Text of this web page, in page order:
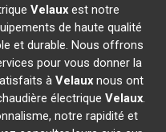
Velauxest notre
de haute qualité
et durable. Nous offrons
pour vous donner la
à Velauxnous ont
électrique Velaux.
notre rapidité et